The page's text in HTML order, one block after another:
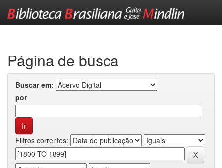
Página de busca
Buscar em:
por
Filtros correntes: